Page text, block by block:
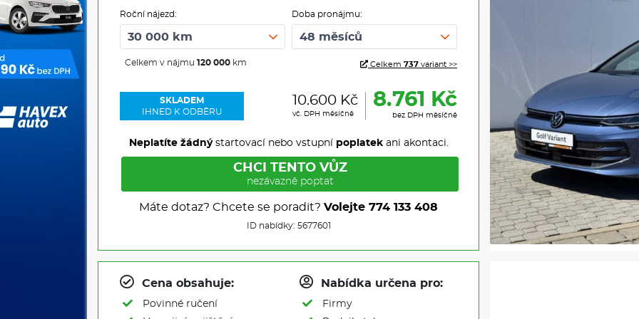
Roční nájezd:
Celkem v nájmu 120 000 km
Doba pronájmu:
Celkem 737 variant >>
SKLADEM
IHNED K ODBĚRU
10.600 Kč
vč. DPH měsíčně
8.761 Kč
bez DPH měsíčně
Neplatíte žádnýstartovací nebo vstupní poplatekani akontaci.
CHCI TENTO VŮZ
nezávazně poptat
Máte dotaz? Chcete se poradit? Volejte 774 133 408
ID nabídky: 5677601
Cena obsahuje:
Povinné ručení
Nabídka určena pro:
Firmy